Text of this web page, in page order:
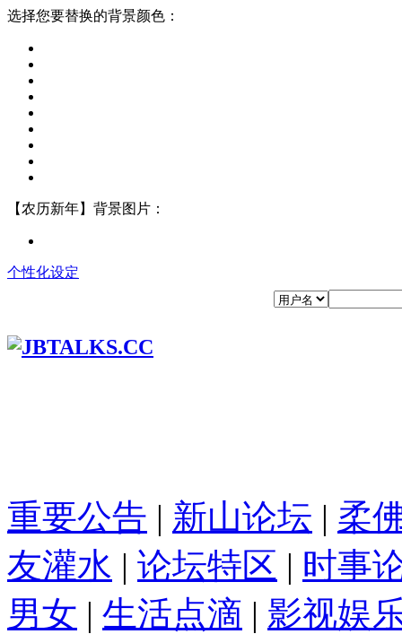
选择您要替换的背景颜色：
【农历新年】背景图片：
个性化设定
重要公告 | 新山论坛 | 柔
友灌水 | 论坛特区 | 时事
男女 | 生活点滴 | 影视娱